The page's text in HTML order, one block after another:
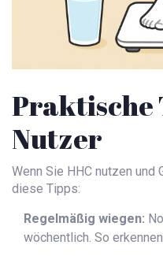
Praktische
Nutzer
Wenn Sie HHC nutzen und
diese Tipps:
Regelmäßig wiegen:
wöchentlich. So